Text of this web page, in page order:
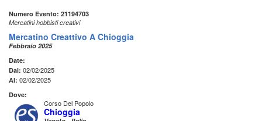
Numero Evento: 21194703
Mercatini hobbisti creativi
Mercatino Creattivo A Chioggia
Febbraio 2025
Date:
Dal: 02/02/2025
Al: 02/02/2025
Dove:
Corso Del Popolo
Chioggia